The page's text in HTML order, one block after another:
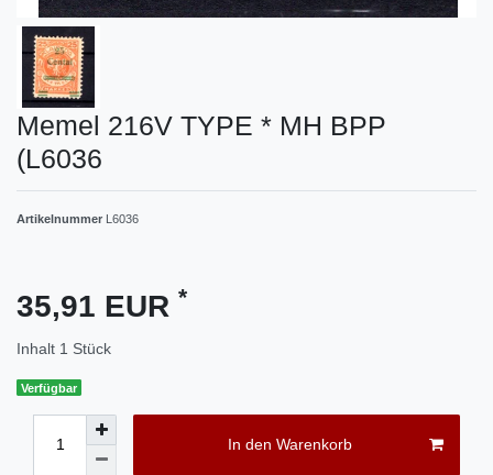
Memel 216V TYPE * MH BPP
(L6036
Artikelnummer L6036
35,91 EUR *
Inhalt 1 Stück
Verfügbar
In den Warenkorb